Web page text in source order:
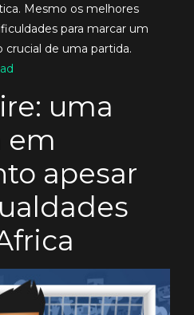
Mesmo os melhores
para marcar um
de uma partida.
uma
em
apesar